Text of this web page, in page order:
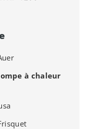
à chaleur